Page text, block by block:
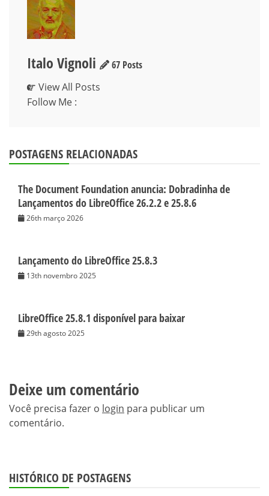
Italo Vignoli
67 Posts
View All Posts
Follow Me :
POSTAGENS RELACIONADAS
The Document Foundation anuncia: Dobradinha de
Lançamentos do LibreOffice 26.2.2 e 25.8.6
26th março 2026
Lançamento do LibreOffice 25.8.3
13th novembro 2025
LibreOffice 25.8.1 disponível para baixar
29th agosto 2025
Deixe um comentário
Você precisa fazer o login para publicar um
comentário.
HISTÓRICO DE POSTAGENS